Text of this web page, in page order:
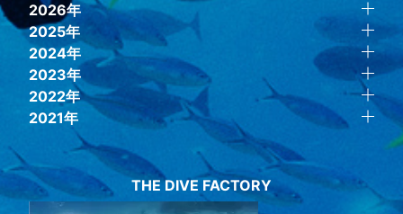
2026年
2025年
2024年
2023年
2022年
2021年
THE DIVE FACTORY